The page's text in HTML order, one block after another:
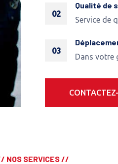
02
Qualité de
Service de
03
Dans votre
NOS SERVICES //